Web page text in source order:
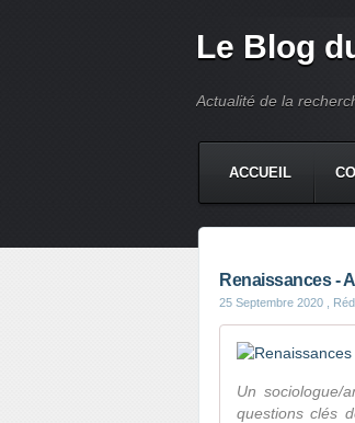
Le Blog
Actualité de la
ACCUEIL
Renaissances -
25 Septembre 2020 ,
Un sociologue/
questions clés